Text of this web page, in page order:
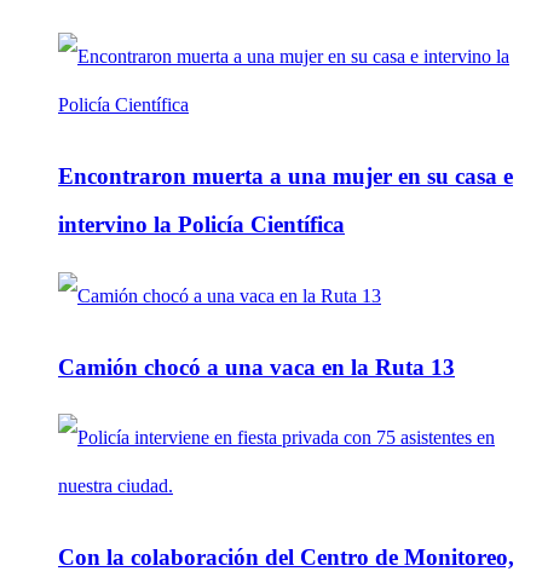
Encontraron muerta a una mujer en su casa e
intervino la Policía Científica
Camión chocó a una vaca en la Ruta 13
Con la colaboración del Centro de Monitoreo,